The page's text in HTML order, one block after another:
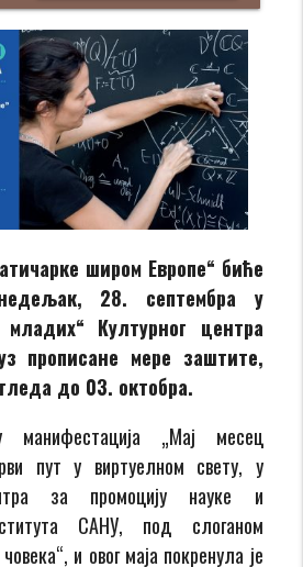
широм Европе“ биће
28. септембра у
младих“ Културног центра
прописане мере заштите,
до 03. октобра.
„Мај месец
пут у виртуелном свету, у
за промоцију науке и
САНУ, под слоганом
и овог маја покренула је